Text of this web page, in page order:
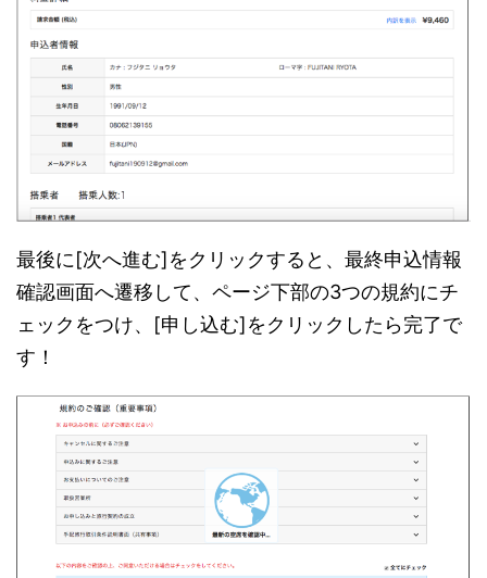
最後に[次へ進む]をクリックすると、最終申込情報
確認画面へ遷移して、ページ下部の3つの規約にチ
ェックをつけ、[申し込む]をクリックしたら完了で
す！